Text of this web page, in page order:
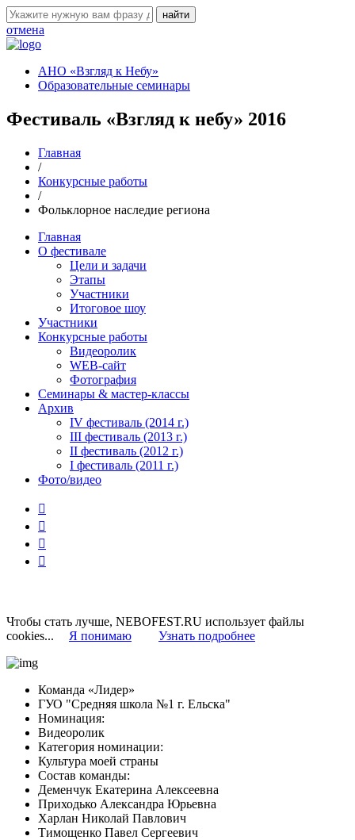
отмена
АНО «Взгляд к Небу»
Образовательные семинары
Фестиваль «Взгляд к небу» 2016
Главная
/
Конкурсные работы
/
Фольклорное наследие региона
Главная
О фестивале
Цели и задачи
Этапы
Участники
Итоговое шоу
Участники
Конкурсные работы
Видеоролик
WEB-сайт
Фотография
Семинары & мастер-классы
Архив
IV фестиваль (2014 г.)
III фестиваль (2013 г.)
II фестиваль (2012 г.)
I фестиваль (2011 г.)
Фото/видео




Чтобы стать лучше, NEBOFEST.RU использует файлы
cookies...
Я понимаю Узнать подробнее
Команда «Лидер»
ГУО "Средняя школа №1 г. Ельска"
Номинация:
Видеоролик
Категория номинации:
Культура моей страны
Состав команды:
Деменчук Екатерина Алексеевна
Приходько Александра Юрьевна
Харлан Николай Павлович
Тимощенко Павел Сергеевич